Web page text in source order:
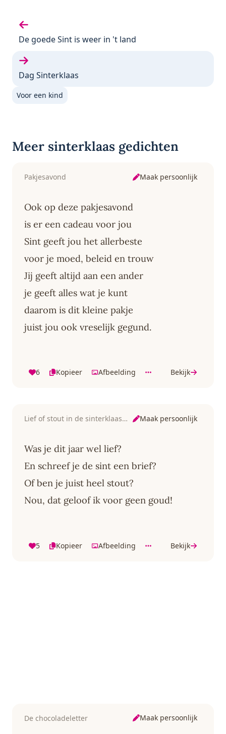
Vorige gedicht:
De goede Sint is weer in 't land
Volgende gedicht:
Dag Sinterklaas
Voor een kind
Meer sinterklaas gedichten
Pakjesavond Maak persoonlijk
Ook op deze pakjesavond
is er een cadeau voor jou
Sint geeft jou het allerbeste
voor je moed, beleid en trouw
Jij geeft altijd aan een ander
je geeft alles wat je kunt
daarom is dit kleine pakje
juist jou ook vreselijk gegund.
6 Kopieer Afbeelding Bekijk
Lief of stout in de sinterklaastijd Maak persoonlijk
Was je dit jaar wel lief?
En schreef je de sint een brief?
Of ben je juist heel stout?
Nou, dat geloof ik voor geen goud!
5 Kopieer Afbeelding Bekijk
De chocoladeletter Maak persoonlijk